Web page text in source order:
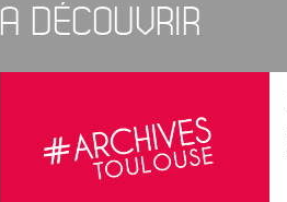
A DÉCOUVRIR